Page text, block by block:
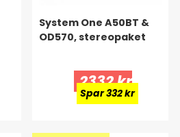
System One A50BT &
OD570, stereopaket
2332 kr
Spar 332 kr